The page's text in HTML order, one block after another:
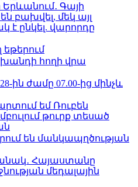
Գայի
բախվել, մեկ այլ
է ընկել. վարորդը
եթերում
խանդի հողի վրա
28-ին ժամը 07.00-ից մինչև
եմ Ռուբեն
թուրք տեսած
են մանկապղծության
Հայաստանը
մեդալային